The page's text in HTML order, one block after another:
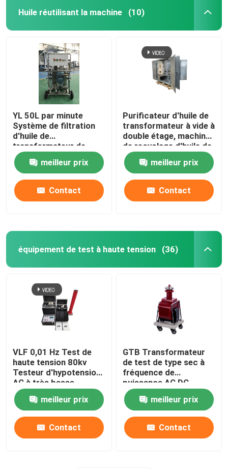
Huile réutilisant la machine (10)
YL 50L par minute
Système de filtration
d'huile de
transformateur de
haute précision de type
mobile meilleur prix
Contact
Purificateur d'huile de
transformateur à vide à
double étage, machine
de recyclage d'huile de
transformateur
meilleur prix
Contact
équipement de test à haute tension (36)
VLF 0,01 Hz Test de
haute tension 80kv
Testeur d'hypotension
AC à très basse
fréquence
meilleur prix
Contact
GTB Transformateur
de test de type sec à
fréquence de
puissance AC DC
résistant à la tension
meilleur prix
Contact